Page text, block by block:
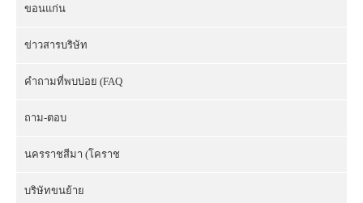
ขอนแก่น
ข่าวสารบริษัท
คำถามที่พบบ่อย (FAQ
ถาม-ตอบ
นครราชสีมา (โคราช
บริษัทขนย้าย